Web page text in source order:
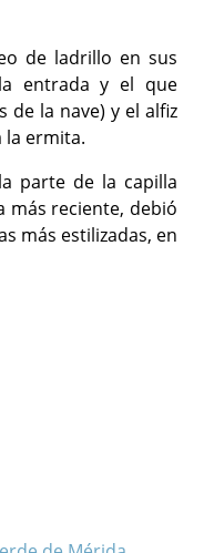
de ladrillo en sus
entrada y el que
la nave) y el alfiz
la ermita.
parte de la capilla
más reciente, debió
más estilizadas, en